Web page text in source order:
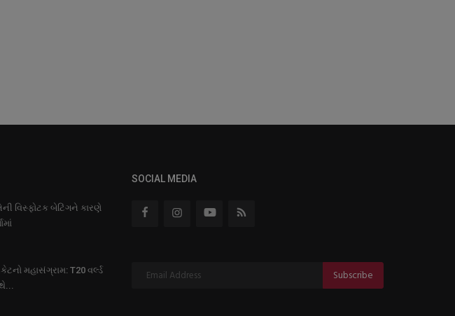
વિસ્ફોટક બેટિંગને કારણે
મહાસંગ્રામ: T20 વર્લ્ડ
SOCIAL MEDIA
Subscribe